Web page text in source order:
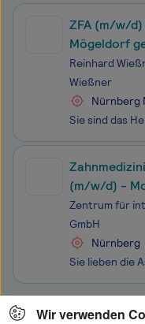
ZFA (m/w/
Mögeldorf
Reinhard
Wießner
Nürnberg
(m/w/d) -
Team - in
Zentrum für
GmbH
Nürnberg
Klicken Sie hier,
Wir verwenden